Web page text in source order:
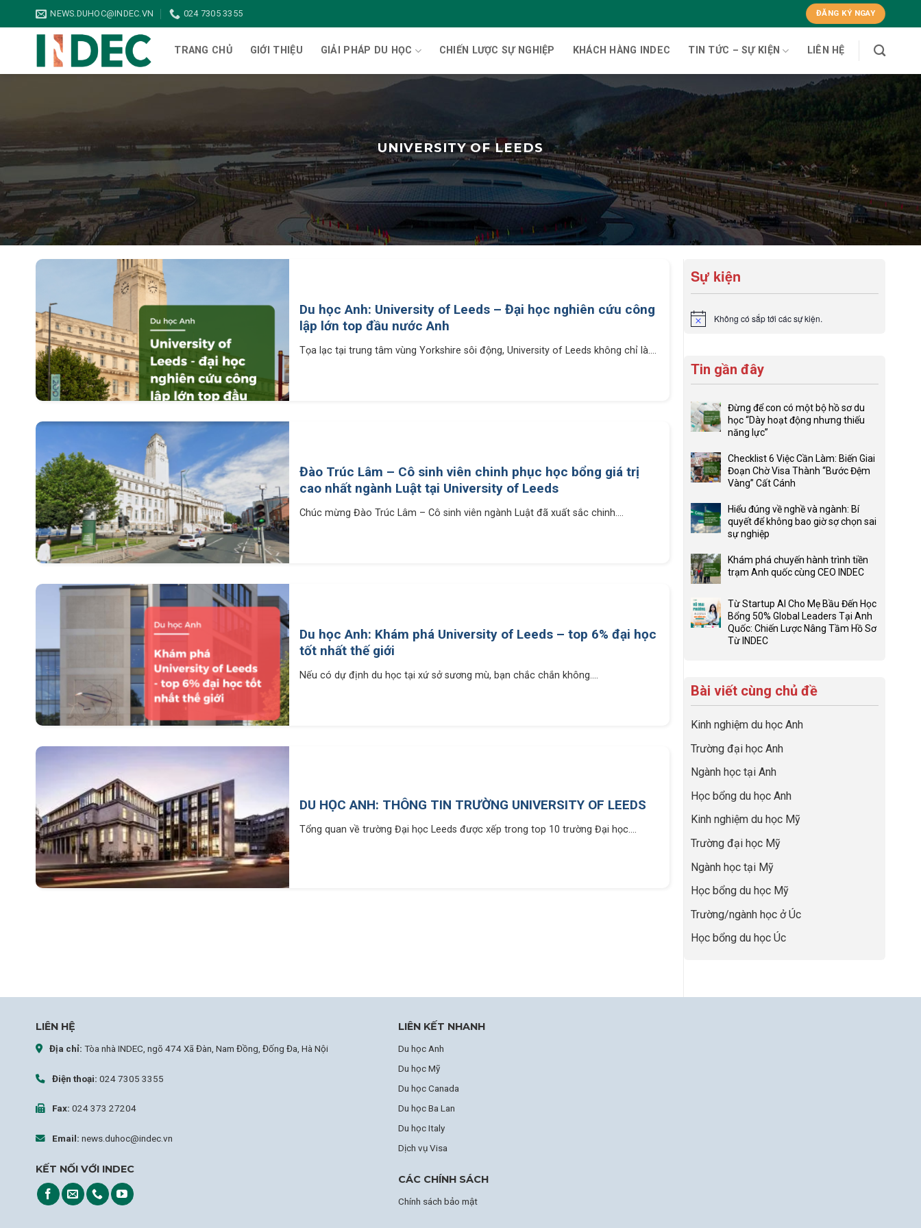
qua
NEWS.DUHOC@INDEC.VN 024 7305 3355 ĐĂNG KÝ NGAY
TRANG CHỦ GIỚI THIỆU GIẢI PHÁP DU HỌC CHIẾN LƯỢC SỰ NGHIỆP KHÁCH HÀNG INDEC TIN TỨC – SỰ KIỆN LIÊN HỆ
UNIVERSITY OF LEEDS
Du học Anh: University of Leeds – Đại học nghiên cứu công
lập lớn top đầu nước Anh
Tọa lạc tại trung tâm vùng Yorkshire sôi động, University of Leeds không chỉ là....
Đào Trúc Lâm – Cô sinh viên chinh phục học bổng giá trị
cao nhất ngành Luật tại University of Leeds
Chúc mừng Đào Trúc Lâm – Cô sinh viên ngành Luật đã xuất sắc chinh....
Du học Anh: Khám phá University of Leeds – top 6% đại học
tốt nhất thế giới
Nếu có dự định du học tại xứ sở sương mù, bạn chắc chắn không....
DU HỌC ANH: THÔNG TIN TRƯỜNG UNIVERSITY OF LEEDS
Tổng quan về trường Đại học Leeds được xếp trong top 10 trường Đại học....
Sự kiện
Notice Không có sắp tới các sự kiện.
Tin gần đây
Đừng để con có một bộ hồ sơ du
học “Dày hoạt động nhưng thiếu
năng lực”
có
bình
luận
Đừng
để
con
có
một
bộ
hồ
du
học
“Dày
hoạt
năng
Checklist 6 Việc Cần Làm: Biến Giai
Đoạn Chờ Visa Thành “Bước Đệm
Vàng” Cất Cánh
có
bình
luận
Checklist
6
Việc
Làm:
Biến
Giai
Đoạn
“Bước
Đệm
Cất
Hiểu đúng về nghề và ngành: Bí
quyết để không bao giờ sợ chọn sai
sự nghiệp
có
bình
Hiểu
đúng
về
nghề
quyết
để
bao
giờ
sợ
chọn
sai
sự
nghiệp
Khám phá chuyến hành trình tiền
trạm Anh quốc cùng CEO INDEC
bình
luận
ở
Khám
trình
tiền
trạm
Anh
quốc
cùng
CEO
INDEC
Từ Startup AI Cho Mẹ Bầu Đến Học
Bổng 50% Global Leaders Tại Anh
Quốc: Chiến Lược Nâng Tầm Hồ Sơ
Từ INDEC
luận
Startup
Cho
Bầu
Học
50%
Global
Leaders
Anh
Quốc:
Chiến
Lược
Nâng
Tầm
Bài viết cùng chủ đề
Kinh nghiệm du học Anh
Trường đại học Anh
Ngành học tại Anh
Học bổng du học Anh
Kinh nghiệm du học Mỹ
Trường đại học Mỹ
Ngành học tại Mỹ
Học bổng du học Mỹ
Trường/ngành học ở Úc
Học bổng du học Úc
LIÊN HỆ
Địa chỉ: Tòa nhà INDEC, ngõ 474 Xã Đàn, Nam Đồng, Đống Đa, Hà Nội
Điện thoại: 024 7305 3355
Fax: 024 373 27204
Email: news.duhoc@indec.vn
KẾT NỐI VỚI INDEC
LIÊN KẾT NHANH
Du học Anh
Du học Mỹ
Du học Canada
Du học Ba Lan
Du học Italy
Dịch vụ Visa
CÁC CHÍNH SÁCH
Chính sách bảo mật